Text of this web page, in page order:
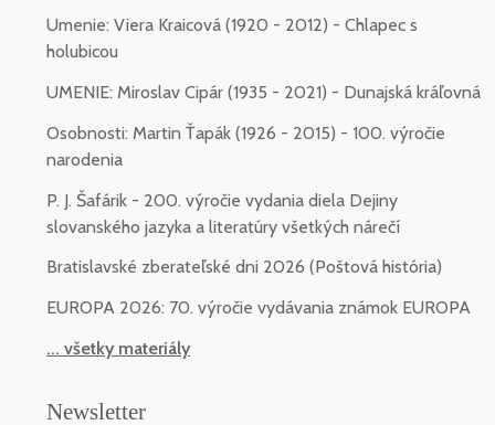
Umenie: Viera Kraicová (1920 - 2012) - Chlapec s
holubicou
UMENIE: Miroslav Cipár (1935 - 2021) - Dunajská kráľovná
Osobnosti: Martin Ťapák (1926 - 2015) - 100. výročie
narodenia
P. J. Šafárik - 200. výročie vydania diela Dejiny
slovanského jazyka a literatúry všetkých nárečí
Bratislavské zberateľské dni 2026 (Poštová história)
EUROPA 2026: 70. výročie vydávania známok EUROPA
... všetky materiály
Newsletter